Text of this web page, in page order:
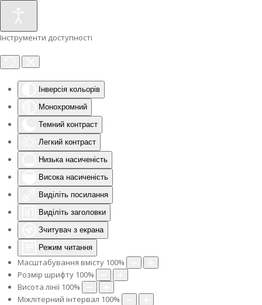
Інструменти доступності
Інверсія кольорів
Монохромний
Темний контраст
Легкий контраст
Низька насиченість
Висока насиченість
Виділіть посилання
Виділіть заголовки
Зчитувач з екрана
Режим читання
Масштабування вмісту 100%
Розмір шрифту 100%
Висота лінії 100%
Міжлітерний інтервал 100%